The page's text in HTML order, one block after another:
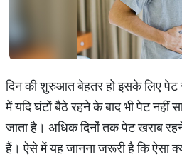
दिन की शुरुआत बेहतर हो इसके लिए पेट
में यदि घंटों बैठे रहने के बाद भी पेट नहीं
जाता है। अधिक दिनों तक पेट खराब
हैं। ऐसे में यह जानना जरूरी है कि ऐसा